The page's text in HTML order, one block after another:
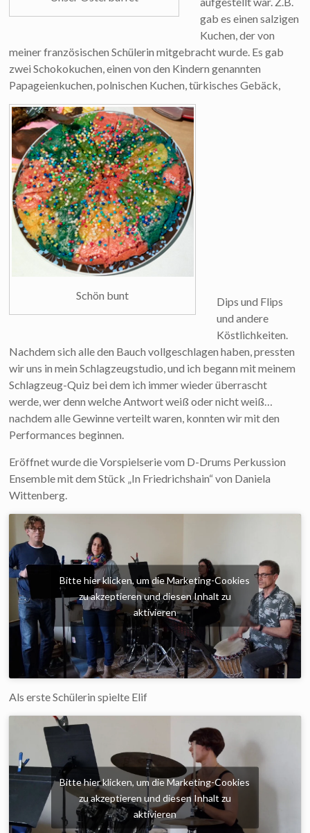
gab es einen salzigen
Kuchen, der von
meiner französischen Schülerin mitgebracht wurde. Es gab
zwei Schokokuchen, einen von den Kindern genannten
Papageienkuchen, polnischen Kuchen, türkisches Gebäck,
Schön bunt
Dips und Flips
und andere
Köstlichkeiten.
Nachdem sich alle den Bauch vollgeschlagen haben, pressten
wir uns in mein Schlagzeugstudio, und ich begann mit meinem
Schlagzeug-Quiz bei dem ich immer wieder überrascht
werde, wer denn welche Antwort weiß oder nicht weiß…
nachdem alle Gewinne verteilt waren, konnten wir mit den
Performances beginnen.
Eröffnet wurde die Vorspielserie vom D-Drums Perkussion
Ensemble mit dem Stück „In Friedrichshain“ von Daniela
Wittenberg.
Bitte hier klicken, um die Marketing-Cookies
zu akzeptieren und diesen Inhalt zu
aktivieren
Als erste Schülerin spielte Elif
Bitte hier klicken, um die Marketing-Cookies
zu akzeptieren und diesen Inhalt zu
aktivieren